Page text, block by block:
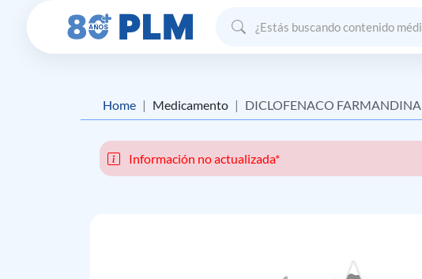
Home Medicamento DICLOFENACO FARMANDINA
Información no actualizada*